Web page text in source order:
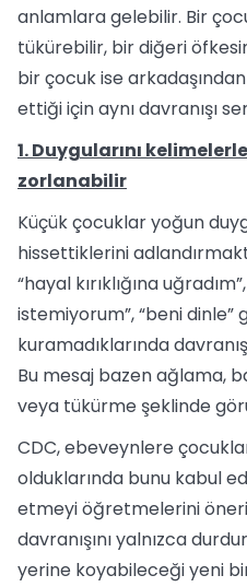
anlamlara gelebilir. Bir
tükürebilir, bir diğeri
bir çocuk ise
ettiği için aynı davranışı
1. Duygularını
zorlanabilir
Küçük çocuklar yoğun
hissettiklerini
“hayal kırıklığına
istemiyorum”, “beni dinle”
kuramadıklarında
Bu mesaj bazen ağlama,
veya tükürme şeklinde
CDC, ebeveynlere
olduklarında bunu kabul
etmeyi öğretmelerini
davranışını yalnızca
yerine koyabileceği yeni